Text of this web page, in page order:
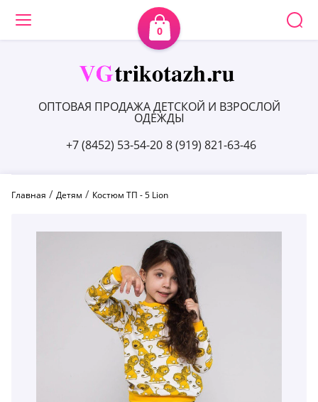
0
+7 (8452) 53-54-20 8 (919) 821-63-46
ОПТОВАЯ ПРОДАЖА ДЕТСКОЙ И ВЗРОСЛОЙ
ОДЕЖДЫ
Главная / Детям / Костюм ТП - 5 Lion